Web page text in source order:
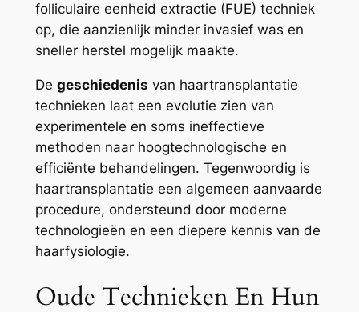
folliculaire eenheid extractie (FUE) techniek
op, die aanzienlijk minder invasief was en
sneller herstel mogelijk maakte.
De geschiedenis van haartransplantatie
technieken laat een evolutie zien van
experimentele en soms ineffectieve
methoden naar hoogtechnologische en
efficiënte behandelingen. Tegenwoordig is
haartransplantatie een algemeen aanvaarde
procedure, ondersteund door moderne
technologieën en een diepere kennis van de
haarfysiologie.
Oude Technieken En Hun